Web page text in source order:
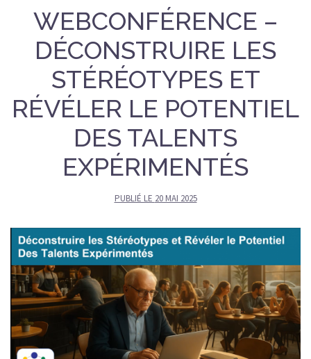
WEBCONFÉRENCE –
DÉCONSTRUIRE LES
STÉRÉOTYPES ET
RÉVÉLER LE POTENTIEL
DES TALENTS
EXPÉRIMENTÉS
PUBLIÉ LE 20 MAI 2025